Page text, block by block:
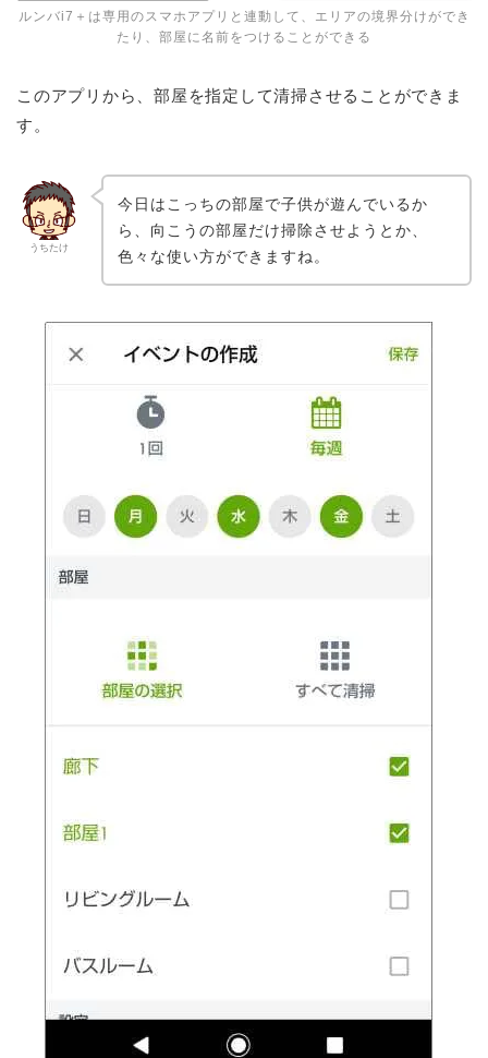
ルンバi7＋は専用のスマホアプリと連動して、エリアの境界分けができ
たり、部屋に名前をつけることができる
このアプリから、部屋を指定して清掃させることができま
す。
うちたけ
今日はこっちの部屋で子供が遊んでいるか
ら、向こうの部屋だけ掃除させようとか、
色々な使い方ができますね。